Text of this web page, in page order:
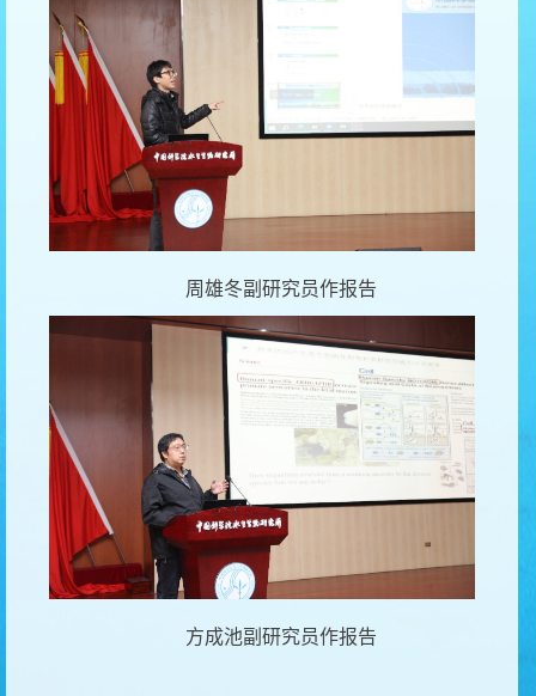
周雄冬副研究员作报告
方成池副研究员作报告